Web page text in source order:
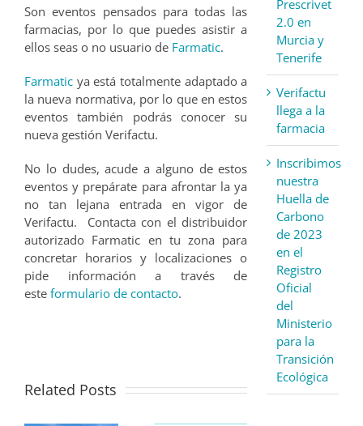
Son eventos pensados para todas las
farmacias, por lo que puedes asistir a
ellos seas o no usuario de Farmatic.
Farmatic ya está totalmente adaptado a
la nueva normativa, por lo que en estos
eventos también podrás conocer su
nueva gestión Verifactu.
No lo dudes, acude a alguno de estos
eventos y prepárate para afrontar la ya
no tan lejana entrada en vigor de
Verifactu. Contacta con el distribuidor
autorizado Farmatic en tu zona para
concretar horarios y localizaciones o
pide información a través de
este formulario de contacto.
Related Posts
Prescrivet
2.0 en
Murcia y
Tenerife
Verifactu
llega a la
farmacia
Inscribimos
nuestra
Huella de
Carbono
de 2023
en el
Registro
Oficial
del
Ministerio
para la
Transición
Ecológica